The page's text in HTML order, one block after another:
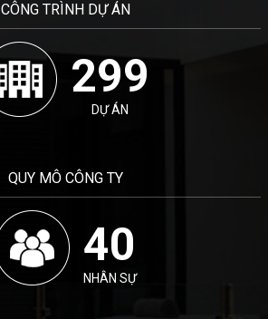
CÔNG TRÌNH DỰ ÁN
300
DỰ ÁN
QUY MÔ CÔNG TY
40
NHÂN SỰ